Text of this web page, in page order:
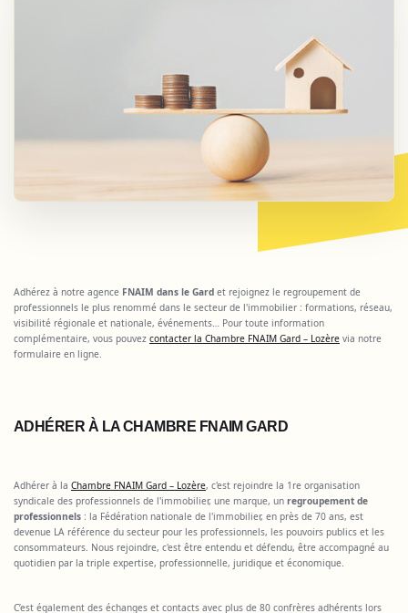
Adhérez à notre agence FNAIM dans le Gard et rejoignez le regroupement de
professionnels le plus renommé dans le secteur de l'immobilier : formations, réseau,
visibilité régionale et nationale, événements… Pour toute information
complémentaire, vous pouvez contacter la Chambre FNAIM Gard – Lozère via notre
formulaire en ligne.
ADHÉRER À LA CHAMBRE FNAIM GARD
Adhérer à la Chambre FNAIM Gard – Lozère, c'est rejoindre la 1re organisation
syndicale des professionnels de l'immobilier, une marque, un regroupement de
professionnels : la Fédération nationale de l'immobilier, en près de 70 ans, est
devenue LA référence du secteur pour les professionnels, les pouvoirs publics et les
consommateurs. Nous rejoindre, c'est être entendu et défendu, être accompagné au
quotidien par la triple expertise, professionnelle, juridique et économique.
C’est également des échanges et contacts avec plus de 80 confrères adhérents lors